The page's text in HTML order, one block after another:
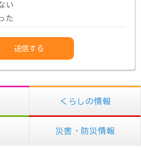
い
た
くらしの情報
災害・防災情報